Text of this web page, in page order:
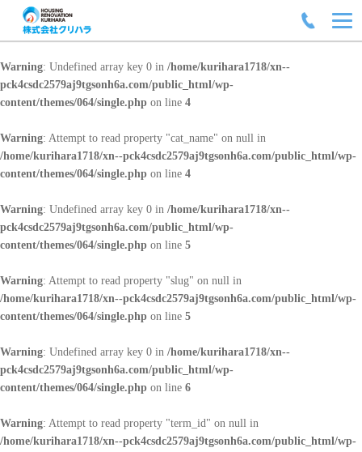
Warning: Undefined array key 0 in /home/kurihara1718/xn--
pck4csdc2579aj9tgsonh6a.com/public_html/wp-
content/themes/064/single.php on line 4
Warning: Attempt to read property "cat_name" on null in
/home/kurihara1718/xn--pck4csdc2579aj9tgsonh6a.com/public_html/wp-
content/themes/064/single.php on line 4
Warning: Undefined array key 0 in /home/kurihara1718/xn--
pck4csdc2579aj9tgsonh6a.com/public_html/wp-
content/themes/064/single.php on line 5
Warning: Attempt to read property "slug" on null in
/home/kurihara1718/xn--pck4csdc2579aj9tgsonh6a.com/public_html/wp-
content/themes/064/single.php on line 5
Warning: Undefined array key 0 in /home/kurihara1718/xn--
pck4csdc2579aj9tgsonh6a.com/public_html/wp-
content/themes/064/single.php on line 6
Warning: Attempt to read property "term_id" on null in
/home/kurihara1718/xn--pck4csdc2579aj9tgsonh6a.com/public_html/wp-